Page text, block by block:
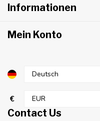
Informationen
Mein Konto
€
Contact Us